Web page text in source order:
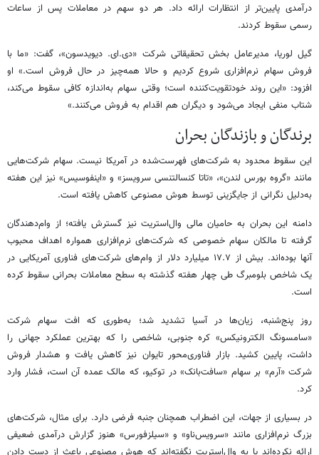
درآمدی پایین‌تر از انتظارات ارائه داد. هر دو سهم در معاملات پس از ساعات
رسمی سقوط کردند.
گیل لوریا، مدیرعامل بخش تحقیقاتی شرکت «دی.‌ای. دیویدسون»، گفت: «ما با
فروش سهام نرم‌افزاری شروع کردیم و حالا همه‌چیز در حال فروش است.» او
افزود: «این روند خودتقویت‌کننده است؛ وقتی سهام به‌اندازه کافی سقوط می‌کند،
شتاب منفی ایجاد می‌شود و دیگران هم اقدام به فروش می‌کنند.»
برندگان و بازندگان بحران
این سقوط محدود به شرکت‌های فهرست‌شده در آمریکا نیست. سهام شرکت‌هایی
مانند «گروه بورس لندن»، «تاتا کنسالتنسی سرویسز» و «اینفوسیس» نیز این هفته
به‌دلیل نگرانی از جایگزینی توسط هوش مصنوعی کاهش یافته است.
دامنه این بحران به حامیان مالی وال‌استریت نیز گسترش یافته؛ از وام‌دهندگان
گرفته تا مالکان سهام خصوصی که شرکت‌های نرم‌افزاری همواره اهداف محبوب
آنها بوده‌اند. بیش از ۱۷.۷ میلیارد دلار از وام‌های شرکت‌های فناوری آمریکایی در
یک شاخص بلومبرگ طی چهار هفته گذشته به سطح معاملات بحرانی سقوط کرده
است.
روز پنج‌شنبه، زیان‌ها در آسیا تشدید شد؛ به‌طوری که افت سهام شرکت
«سامسونگ الکترونیکس» کره جنوبی، شاخصی را که بهترین عملکرد جهانی را
داشت، پایین کشید. بازار فناوری‌محور تایوان نیز کاهش یافت و هشدار فروش
شرکت «آرم» بر سهام «سافت‌بانک» در توکیو، که مالک عمده آن است، فشار وارد
کرد.
در بسیاری از جهات، این اضطراب همچنان جنبه فرضی دارد. برای مثال، شرکت‌های
بزرگ نرم‌افزاری مانند «سرویس‌ناو» و «سیلزفورس» هنوز گزارش درآمدی ضعیفی